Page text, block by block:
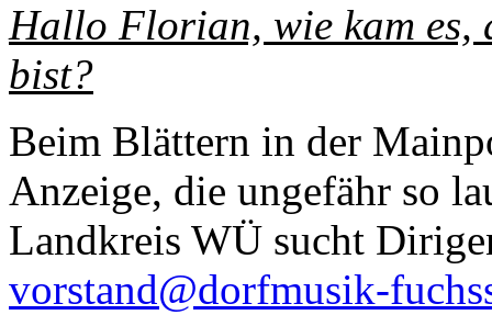
Hallo Florian, wie kam es,
bist?
Beim Blättern in der
Anzeige, die ungefähr so
Landkreis WÜ sucht
vorstand@dorfmusik-